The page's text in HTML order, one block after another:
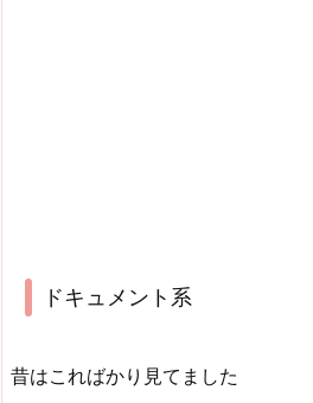
ドキュメント系
昔はこればかり見てました